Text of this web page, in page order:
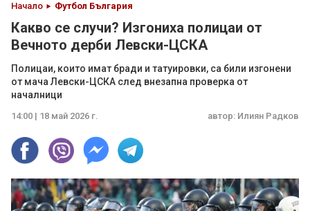
Начало Футбол България
Какво се случи? Изгониха полицаи от
Вечното дерби Левски-ЦСКА
Полицаи, които имат бради и татуировки, са били изгонени
от мача Левски-ЦСКА след внезапна проверка от
началници
14:00 | 18 май 2026 г. автор: Илиян Радков